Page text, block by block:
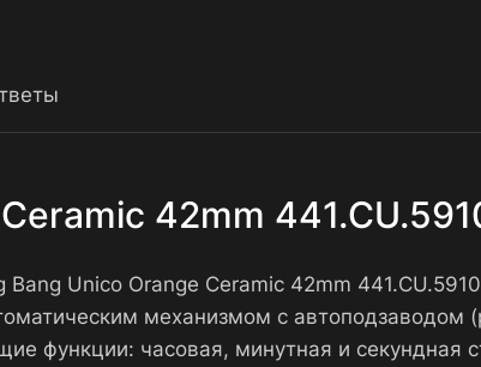
42mm
Unico Orange Ceramic 42mm
механизмом с автоподзаводом
функции: часовая, минутная и секундная